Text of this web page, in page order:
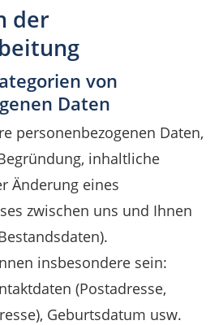
der
von
Daten
personenbezogenen Daten,
inhaltliche
Änderung eines
zwischen uns und Ihnen
insbesondere sein:
(Postadresse,
Geburtsdatum usw.